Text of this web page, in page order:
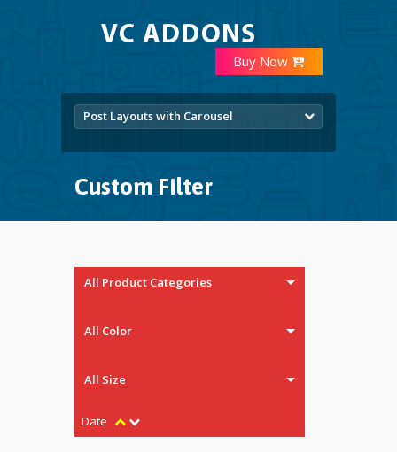
Buy Now
Post Layouts with Carousel
Custom Filter
All Product Categories
All Color
All Size
Date